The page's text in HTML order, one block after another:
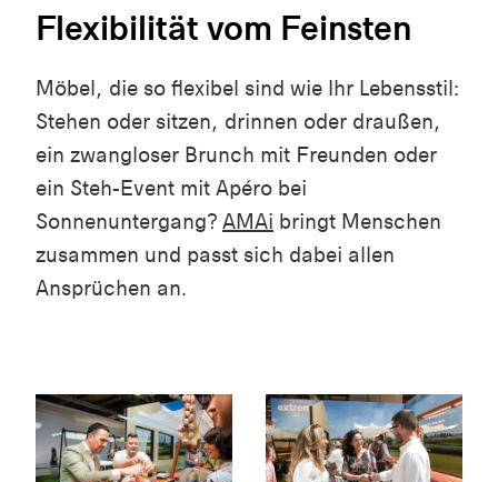
Flexibilität vom Feinsten
Möbel, die so flexibel sind wie Ihr Lebensstil:
Stehen oder sitzen, drinnen oder draußen,
ein zwangloser Brunch mit Freunden oder
ein Steh-Event mit Apéro bei
Sonnenuntergang? AMAi bringt Menschen
zusammen und passt sich dabei allen
Ansprüchen an.